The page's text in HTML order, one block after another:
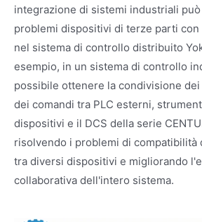
integrazione di sistemi industriali
problemi dispositivi di terze parti
nel sistema di controllo distribuito
esempio, in un sistema di controllo
possibile ottenere la condivisione
dei comandi tra PLC esterni,
dispositivi e il DCS della serie
risolvendo i problemi di compatibilità
tra diversi dispositivi e migliorando
collaborativa dell'intero sistema.